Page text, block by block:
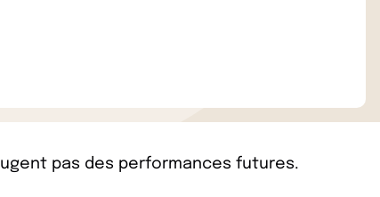
pas des performances futures.